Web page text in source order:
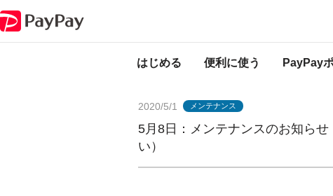
はじめる 便利に使う PayPay
2020/5/1 メンテナンス
5月8日：メンテナンスのお知ら
い）